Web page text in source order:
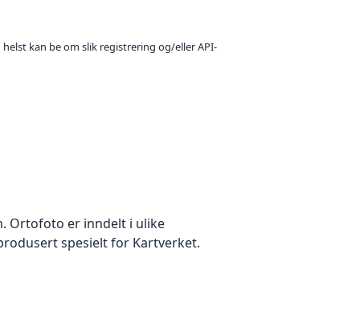
kan be om slik registrering og/eller API-
Ortofoto er inndelt i ulike
spesielt for Kartverket.